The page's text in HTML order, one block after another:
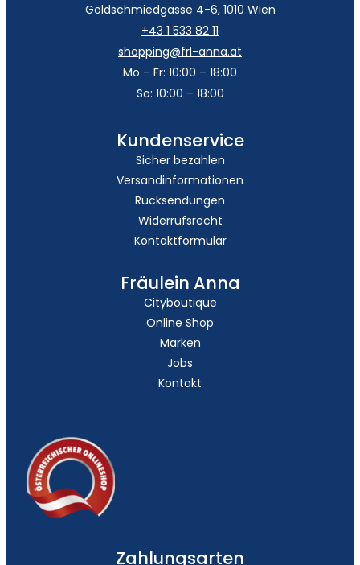
Goldschmiedgasse 4-6, 1010 Wien
+43 1 533 82 11
shopping@frl-anna.at
Mo – Fr: 10:00 – 18:00
Sa: 10:00 – 18:00
Kundenservice
Sicher bezahlen
Versandinformationen
Rücksendungen
Widerrufsrecht
Kontaktformular
Fräulein Anna
Cityboutique
Online Shop
Marken
Jobs
Kontakt
Zahlungsarten